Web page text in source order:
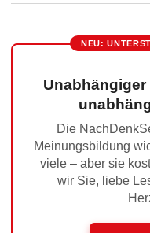
NEU:
Die
Meinungsbildung
viele – aber sie
wir Sie, liebe